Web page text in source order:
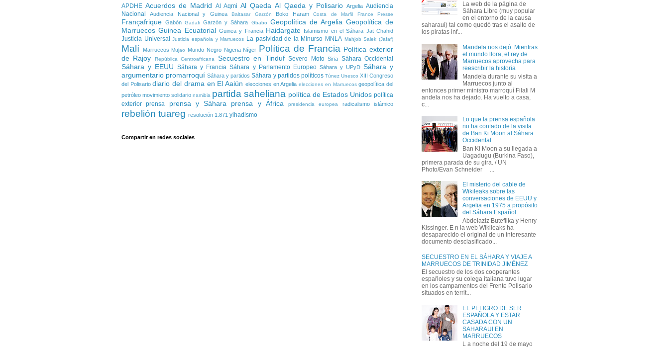
APDHE Acuerdos de Madrid Al Aqmi Al Qaeda Al Qaeda y Polisario Argelia Audiencia
Nacional
Audiencia Nacional y Guinea Baltasar Garzón Boko Haram Costa de Marfil France Presse
Françafrique Gabón Gadafi Garzón y Sáhara Gbabo Geopolítica de Argelia Geopolítica de
Marruecos Guinea Ecuatorial Guinea y Francia Haidargate Islamismo en el Sáhara Jat Chahid
Justicia Universal Justicia española y Marruecos La pasividad de la Minurso MNLA Mahjob Salek (Jafaf)
Malí Marruecos Mujao Mundo Negro Nigeria Níger Política de Francia Política exterior
de Rajoy
República Centroafricana Secuestro en Tinduf Severo Moto Siria Sáhara Occidental
Sáhara y EEUU Sáhara y Francia Sáhara y Parlamento Europeo Sáhara y UPyD Sáhara y
argumentario promarroquí Sáhara y partidos Sáhara y partidos políticos Túnez Unesco XIII Congreso
del Polisario diario del drama en El Aaiún elecciones en Argelia elecciones en Marruecos geopolítica del
petróleo movimiento solidario namibia partida saheliana política de Estados Unidos política
exterior prensa prensa y Sáhara prensa y África presidencia europea radicalismo islámico
rebelión tuareg resolución 1.871 yihadismo
Compartir en redes sociales
La web de la página de
Sáhara Libre (muy popular
en el entorno de la causa
saharaui) tal como quedó tras el asalto de
los piratas inf...
Mandela nos dejó. Mientras
el mundo llora, el rey de
Marruecos aprovecha para
reescribir la historia
Mandela durante su visita a
Marruecos junto al
entonces primer ministro marroquí Filali M
andela nos ha dejado. Ha vuelto a casa,
c...
Lo que la prensa española
no ha contado de la visita
de Ban Ki Moon al Sáhara
Occidental
Ban Ki Moon a su llegada a
Uagadugu (Burkina Faso),
primera parada de su gira. / UN
Photo/Evan Schneider ...
El misterio del cable de
Wikileaks sobre las
conversaciones de EEUU y
Argelia en 1975 a propósito
del Sáhara Español
Abdelaziz Buteflika y Henry
Kissinger. E n la web Wikileaks ha
desaparecido el original de un interesante
documento desclasificado...
SECUESTRO EN EL SÁHARA Y VIAJE A
MARRUECOS DE TRINIDAD JIMÉNEZ
El secuestro de los dos cooperantes
españoles y su colega italiana tuvo lugar
en los campamentos del Frente Polisario
situados en territ...
EL PELIGRO DE SER
ESPAÑOLA Y ESTAR
CASADA CON UN
SAHARAUI EN
MARRUECOS
L a noche del 19 de mayo